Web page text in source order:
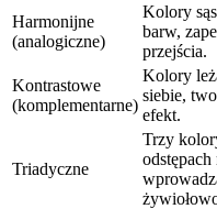
Harmonijne
(analogiczne)
Kolory
barw,
przejścia.
Kontrastowe
(komplementarne)
Kolory
siebie,
efekt.
Triadyczne
Trzy